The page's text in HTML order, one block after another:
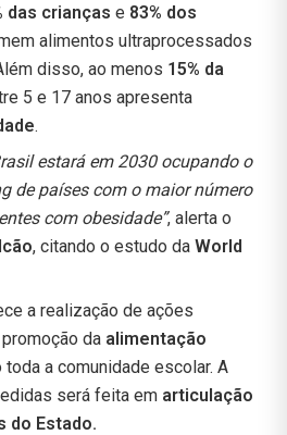
das crianças e 83% dos
alimentos ultraprocessados
disso, ao menos 15% da
5 e 17 anos apresenta
.
estará em 2030 ocupando o
de países com o maior número
com obesidade”, alerta o
, citando o estudo da World
a realização de ações
da alimentação
toda a comunidade escolar. A
será feita em articulação
do Estado.